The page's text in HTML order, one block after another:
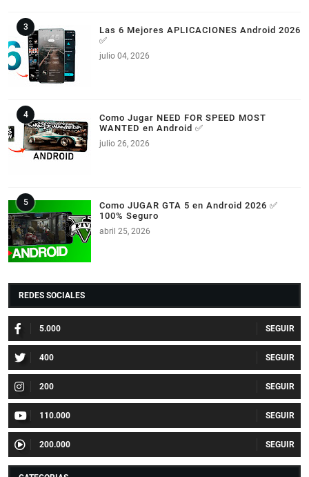
Las 6 Mejores APLICACIONES Android 2026
✅
julio 04, 2026
Como Jugar NEED FOR SPEED MOST
WANTED en Android ✅
julio 26, 2026
Como JUGAR GTA 5 en Android 2026 ✅
100% Seguro
abril 25, 2026
REDES SOCIALES
5.000
400
200
110.000
200.000